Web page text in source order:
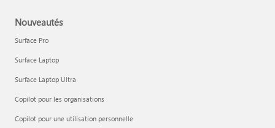
Nouveautés
Surface Pro
Surface Laptop
Surface Laptop Ultra
Copilot pour les organisations
Copilot pour une utilisation personnelle